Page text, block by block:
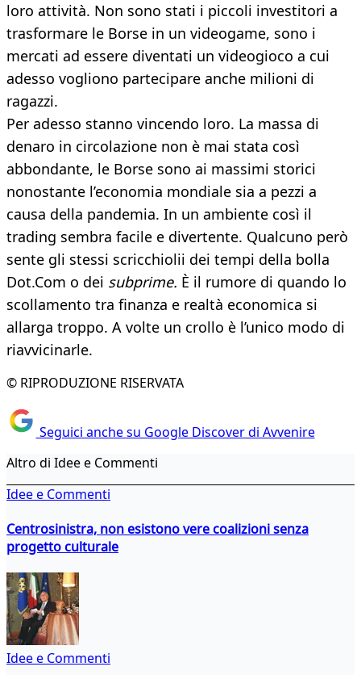
loro attività. Non sono stati i piccoli investitori a
trasformare le Borse in un videogame, sono i
mercati ad essere diventati un videogioco a cui
adesso vogliono partecipare anche milioni di
ragazzi.
Per adesso stanno vincendo loro. La massa di
denaro in circolazione non è mai stata così
abbondante, le Borse sono ai massimi storici
nonostante l’economia mondiale sia a pezzi a
causa della pandemia. In un ambiente così il
trading sembra facile e divertente. Qualcuno però
sente gli stessi scricchiolii dei tempi della bolla
Dot.Com o dei subprime. È il rumore di quando lo
scollamento tra finanza e realtà economica si
allarga troppo. A volte un crollo è l’unico modo di
riavvicinarle.
© RIPRODUZIONE RISERVATA
Seguici anche su Google Discover di Avvenire
Altro di Idee e Commenti
Idee e Commenti
Centrosinistra, non esistono vere coalizioni senza
progetto culturale
Idee e Commenti